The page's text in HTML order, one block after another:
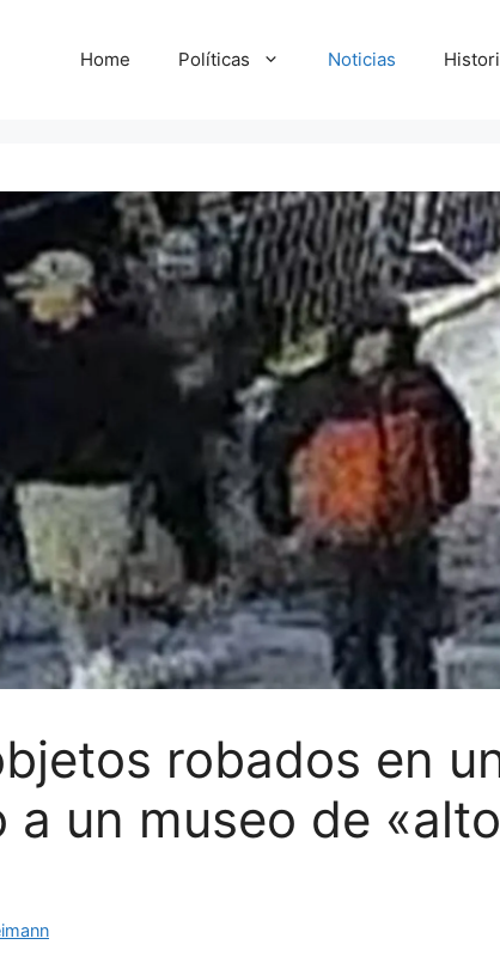
Home Políticas Noticias
robados en
a un museo de «alto